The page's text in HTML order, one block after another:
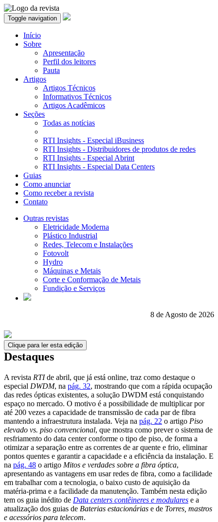
Toggle navigation
Início
Sobre
Apresentação
Perfil dos leitores
Pauta
Artigos
Artigos Técnicos
Informativos Técnicos
Artigos Acadêmicos
Seções
Todas as notícias
RTI Insights - Especial iBusiness
RTI Insights - Distribuidores de produtos de redes
RTI Insights - Especial Abrint
RTI Insights - Especial Data Centers
Guias
Como anunciar
Como receber a revista
Contato
Outras revistas
Eletricidade Moderna
Plástico Industrial
Redes, Telecom e Instalações
Fotovolt
Hydro
Máquinas e Metais
Corte e Conformação de Metais
Fundição e Serviços
8 de Agosto de 2026
Clique para ler esta edição
Destaques
A revista RTIde abril, que já está online, traz como destaque o
especial DWDM, na pág. 32, mostrando que com a rápida ocupação
das redes ópticas existentes, a solução DWDM está conquistando
espaço no mercado. O motivo é a possibilidade de multiplicar por
até 200 vezes a capacidade de transmissão de cada par de fibra
mantendo a infraestrutura instalada. Veja na pág. 22 o artigo Piso
elevado vs. piso convencional, que mostra como prever o sistema de
resfriamento do data center conforme o tipo de piso, de forma a
otimizar a separação entre as correntes de ar quente e frio, eliminar
pontos quentes e garantir a capacidade e a eficiência da instalação. E
na pág. 48 o artigo Mitos e verdades sobre a fibra óptica,
apresentando as vantagens em usar redes de fibra, como a facilidade
em trabalhar com a tecnologia, o baixo custo de aquisição da
matéria-prima e a facilidade da manutenção. Também nesta edição
tem os guia inédito de Data centers contêineres e modulares e a
atualização dos guias de Baterias estacionárias e de Torres, mastros
e acessórios para telecom.